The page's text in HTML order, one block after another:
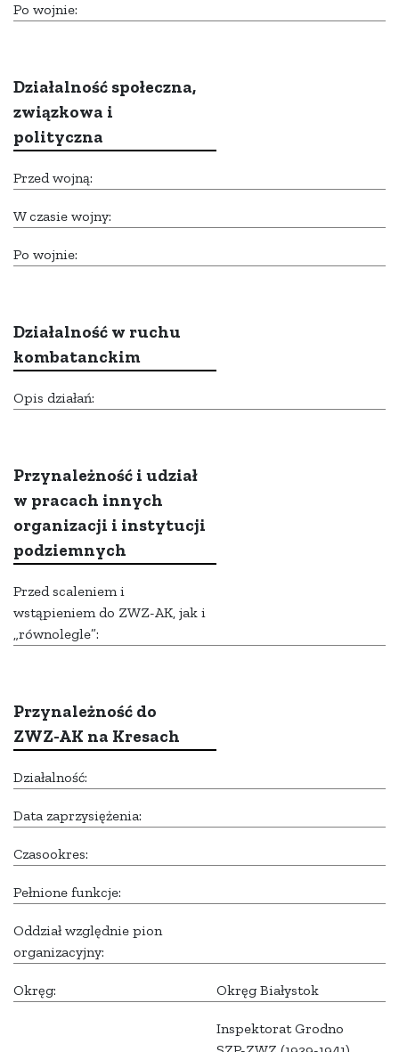
Po wojnie:
Działalność społeczna,
związkowa i
polityczna
Przed wojną:
W czasie wojny:
Po wojnie:
Działalność w ruchu
kombatanckim
Opis działań:
Przynależność i udział
w pracach innych
organizacji i instytucji
podziemnych
Przed scaleniem i
wstąpieniem do ZWZ-AK, jak i
„równolegle”:
Przynależność do
ZWZ-AK na Kresach
Działalność:
Data zaprzysiężenia:
Czasookres:
Pełnione funkcje:
Oddział względnie pion
organizacyjny:
Okręg: Okręg Białystok
Inspektorat Grodno